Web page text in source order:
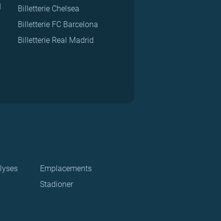
Billetterie Chelsea
Billetterie FC Barcelona
Billetterie Real Madrid
Emplacements
Stadioner